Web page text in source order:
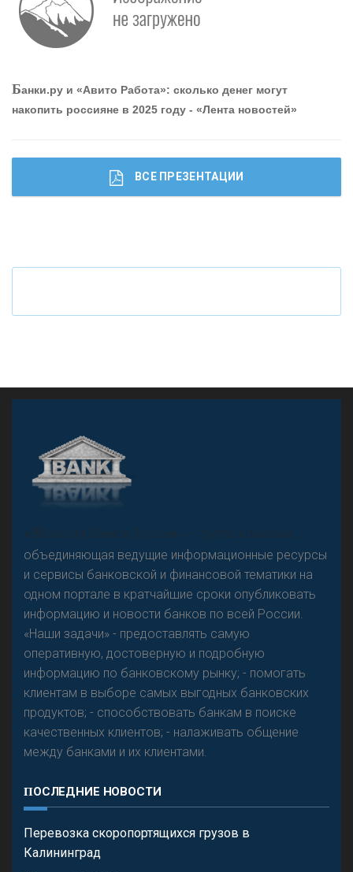
привлечь и удержать персонал - «Интервью»
Резкого разворота на рынке автокредитов не
предвидится - «Интервью»
Что будет с наличными деньгами при цифровом
Банки.ру и «Авито Работа»: сколько денег могут
накопить россияне в 2025 году - «Лента новостей»
ВСЕ ПРЕЗЕНТАЦИИ
«Н
овости Банков России» – группа компаний,
объединяющая ведущие информационные ресурсы
и сервисы банковской и финансовой тематики на
одном портале в кратчайшие сроки опубликовать
информацию и новости банков по всей России.
«Наши задачи» - предоставлять самую
оперативную, достоверную и подробную
информацию по банковскому рынку; - помогать
клиентам в выборе самых выгодных банковских
продуктов; - способствовать банкам в поиске
качественных клиентов; - налаживать общение
между банками и их клиентами.
ПОСЛЕДНИЕ НОВОСТИ
Перевозка скоропортящихся грузов в
Калининград